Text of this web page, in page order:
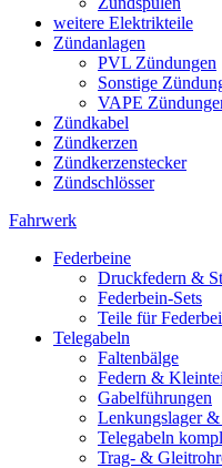
weitere Elektrikteile
Zündanlagen
PVL Zündungen
Sonstige
VAPE
Zündkabel
Zündkerzen
Zündkerzenstecker
Zündschlösser
Fahrwerk
Federbeine
Druckfedern &
Federbein-Sets
Teile für
Telegabeln
Faltenbälge
Federn &
Gabelführungen
Lenkungslager
Telegabeln
Trag- &